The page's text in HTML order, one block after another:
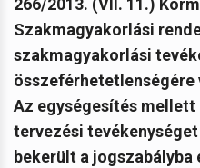
Szakmagyakorlási
szakmagyakorlási
Az egységesítés
tervezési
bekerült a jogszabályba